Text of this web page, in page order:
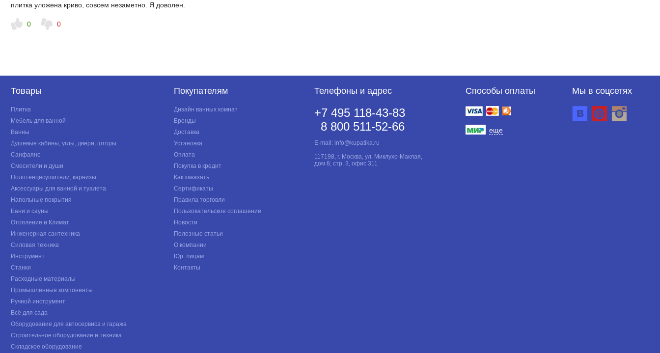
плитка уложена криво, совсем незаметно. Я доволен.
0 0
Товары
Плитка
Мебель для ванной
Ванны
Душевые кабины, углы, двери, шторы
Санфаянс
Смесители и души
Полотенцесушители, карнизы
Аксессуары для ванной и туалета
Напольные покрытия
Бани и сауны
Отопление и Климат
Инженерная сантехника
Силовая техника
Инструмент
Станки
Расходные материалы
Промышленные компоненты
Ручной инструмент
Всё для сада
Оборудование для автосервиса и гаража
Строительное оборудование и техника
Складское оборудование
Покупателям
Дизайн ванных комнат
Бренды
Доставка
Установка
Оплата
Покупка в кредит
Как заказать
Сертификаты
Правила торговли
Пользовательское соглашение
Новости
Полезные статьи
О компании
Юр. лицам
Контакты
Телефоны и адрес
+7 495 118-43-83
8 800 511-52-66
E-mail: info@kupatika.ru
117198, г. Москва, ул. Миклухо-Маклая,
дом 8, стр. 3, офис 311
Способы оплаты
еще
Мы в соцсетях